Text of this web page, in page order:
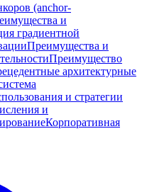
(anchor-
и
градиентной
Преимущества и
Преимущество
архитектурные
и стратегии
и
Корпоративная